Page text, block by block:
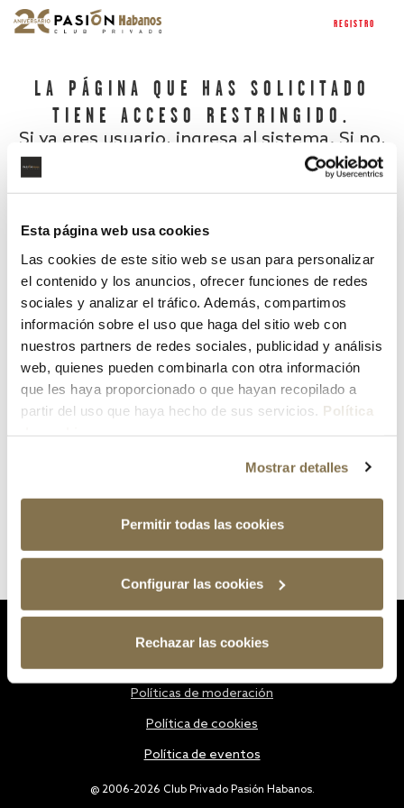
Esta página web usa cookies
Las cookies de este sitio web se usan para personalizar
el contenido y los anuncios, ofrecer funciones de redes
sociales y analizar el tráfico. Además, compartimos
información sobre el uso que haga del sitio web con
nuestros partners de redes sociales, publicidad y análisis
web, quienes pueden combinarla con otra información
que les haya proporcionado o que hayan recopilado a
partir del uso que haya hecho de sus servicios. Política
Mostrar detalles
Permitir todas las cookies
Configurar las cookies
Rechazar las cookies
REGISTRO
LA PÁGINA QUE HAS SOLICITADO
TIENE ACCESO RESTRINGIDO.
Si ya eres usuario, ingresa al sistema. Si no,
¿Has olvidado tu contraseña?
@ 2006-2026 Club Privado Pasión Habanos.
Políticas de moderación
Política de cookies
Política de eventos